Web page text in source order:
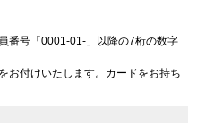
番号「0001-01-」以降の7桁の数字
お付けいたします。カードをお持ち